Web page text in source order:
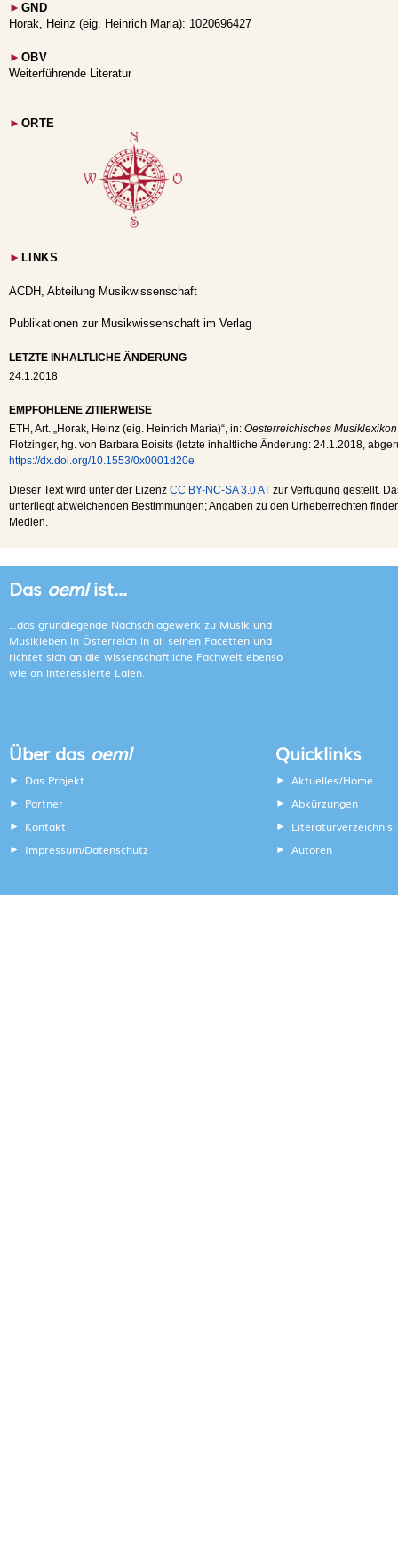
► GND
Horak, Heinz (eig. Heinrich Maria): 1020696427
► OBV
Weiterführende Literatur
► ORTE
► LINKS
ACDH, Abteilung Musikwissenschaft
Publikationen zur Musikwissenschaft im Verlag
LETZTE INHALTLICHE ÄNDERUNG
24.1.2018
EMPFOHLENE ZITIERWEISE
ETH , Art. „Horak, Heinz (eig. Heinrich Maria)“, in: Oesterreichisches
Flotzinger, hg. von Barbara Boisits (letzte inhaltliche Änderung: 24.1.2018 ,
https://dx.doi.org/10.1553/0x0001d20e
Dieser Text wird unter der Lizenz CC BY-NC-SA 3.0 AT zur Verfügung gestellt.
unterliegt abweichenden Bestimmungen; Angaben zu den Urheberrechten
Medien.
Das oemlist...
...das grundlegende Nachschlagewerk zu Musik und
Musikleben in Österreich in all seinen Facetten und
richtet sich an die wissenschaftliche Fachwelt ebenso
wie an interessierte Laien.
Über das oeml
Das Projekt
Partner
Kontakt
Impressum/Datenschutz
Quicklinks
Aktuelles/Home
Abkürzungen
Literaturverzeichnis
Autoren